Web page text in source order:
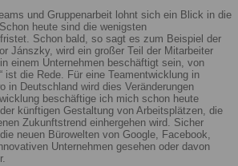
und Gruppenarbeit lohnt sich ein Blick in die
heute sind die wenigsten
Schon bald, so sagt es zum Beispiel der
Jánszky, wird ein großer Teil der Mitarbeiter
einem Unternehmen beschäftigt sein, von
ist die Rede. Für eine Teamentwicklung in
in Deutschland wird dies Veränderungen
beschäftige ich mich schon heute
künftigen Gestaltung von Arbeitsplätzen, die
Zukunftstrend einhergehen wird. Sicher
neuen Bürowelten von Google, Facebook,
Unternehmen gesehen oder davon